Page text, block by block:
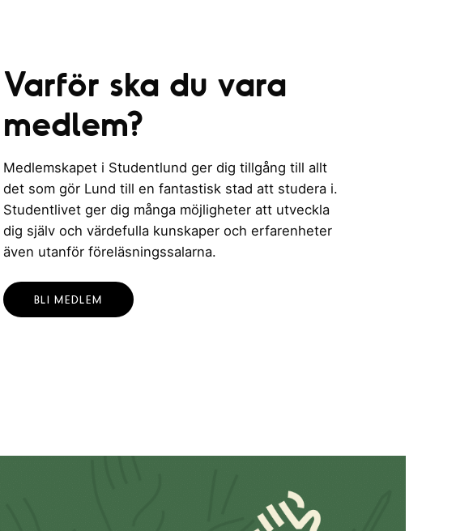
Varför ska du vara
medlem?
Medlemskapet i Studentlund ger dig tillgång till allt
det som gör Lund till en fantastisk stad att studera i.
Studentlivet ger dig många möjligheter att utveckla
dig själv och värdefulla kunskaper och erfarenheter
även utanför föreläsningssalarna.
BLI MEDLEM